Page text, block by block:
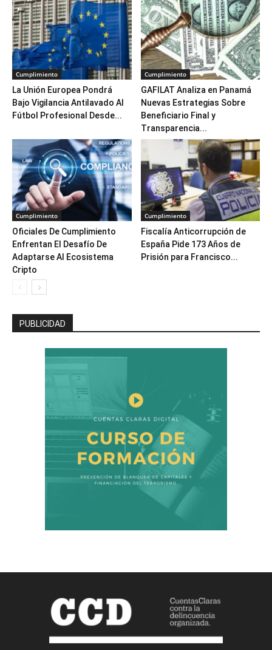
Cumplimiento
La Unión Europea Pondrá
Bajo Vigilancia Antilavado Al
Fútbol Profesional Desde...
Cumplimiento
GAFILAT Analiza en Panamá
Nuevas Estrategias Sobre
Beneficiario Final y
Transparencia...
Cumplimiento
Oficiales De Cumplimiento
Enfrentan El Desafío De
Adaptarse Al Ecosistema
Cripto
Cumplimiento
Fiscalía Anticorrupción de
España Pide 173 Años de
Prisión para Francisco...
PUBLICIDAD